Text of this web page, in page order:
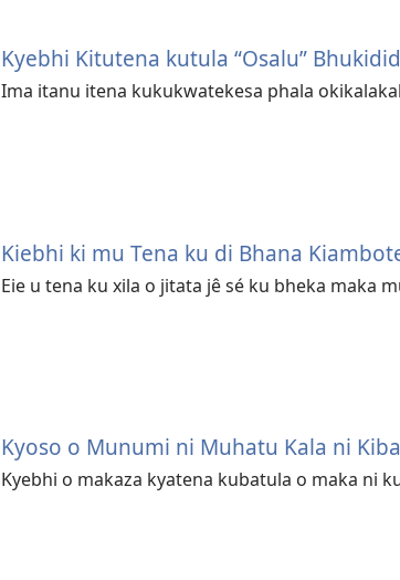
Kyebhi Kitutena kutula “Osalu”
Ima itanu itena kukukwatekesa phala
Kiebhi ki mu Tena ku di Bhana
Eie u tena ku xila o jitata jê sé ku bheka maka
Kyoso o Munumi ni Muhatu Kala ni
Kyebhi o makaza kyatena kubatula o maka ni